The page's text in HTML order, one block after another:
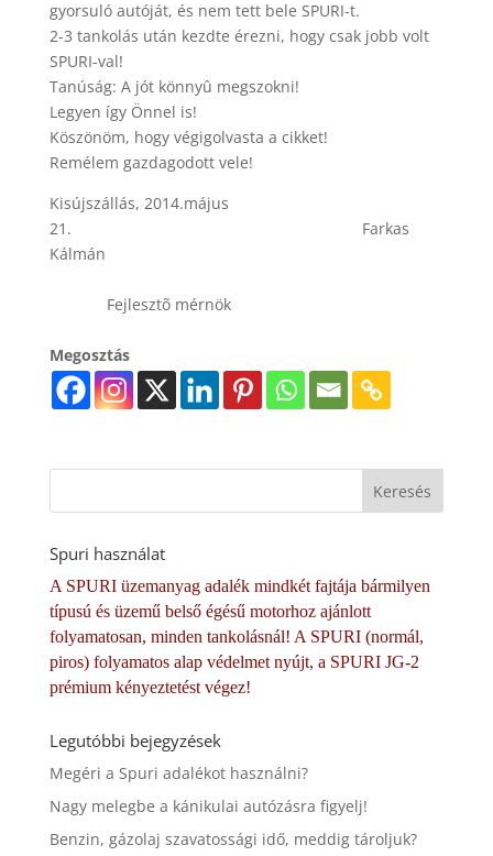
gyorsuló autóját, és nem tett bele SPURI-t.
2-3 tankolás után kezdte érezni, hogy csak jobb volt
SPURI-val!
Tanúság: A jót könnyû megszokni!
Legyen így Önnel is!
Köszönöm, hogy végigolvasta a cikket!
Remélem gazdagodott vele!
Kisújszállás, 2014.május
21. Farkas
Kálmán
Fejlesztõ mérnök
Megosztás
Spuri használat
A SPURI üzemanyag adalék mindkét fajtája bármilyen
típusú és üzemű belső égésű motorhoz ajánlott
folyamatosan, minden tankolásnál! A SPURI (normál,
piros) folyamatos alap védelmet nyújt, a SPURI JG-2
prémium kényeztetést végez!
Legutóbbi bejegyzések
Megéri a Spuri adalékot használni?
Nagy melegbe a kánikulai autózásra figyelj!
Benzin, gázolaj szavatossági idő, meddig tároljuk?